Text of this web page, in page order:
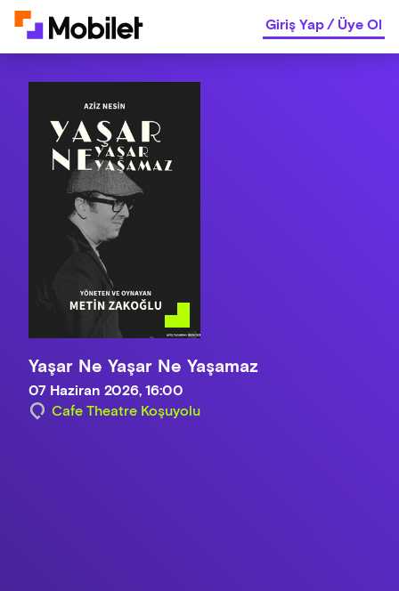
Giriş Yap/Üye Ol
Yaşar Ne Yaşar Ne Yaşamaz
07 Haziran 2026, 16:00
Cafe Theatre Koşuyolu